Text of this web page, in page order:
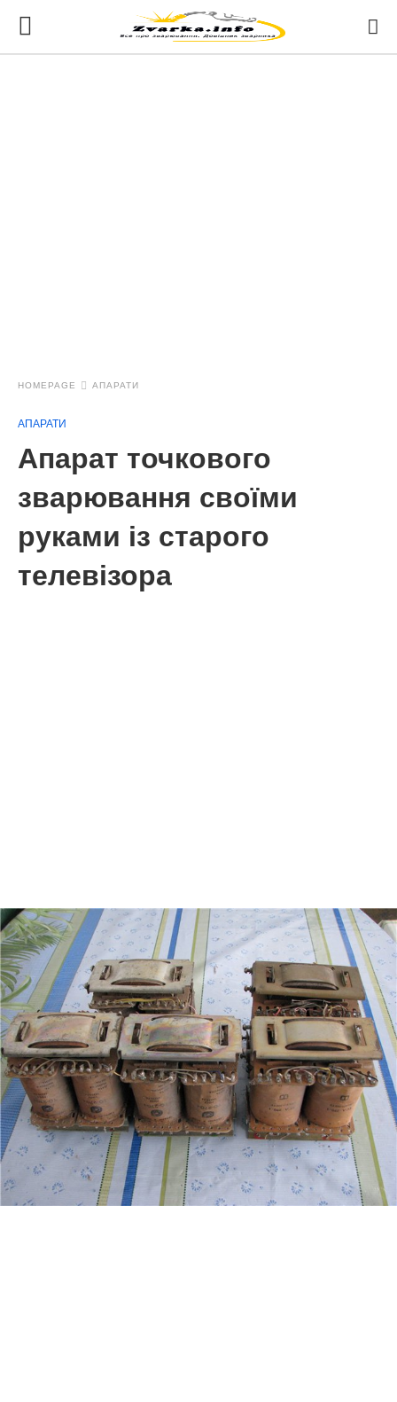
HOMEPAGE АПАРАТИ
АПАРАТИ
Апарат точкового
зварювання своїми
руками із старого
телевізора